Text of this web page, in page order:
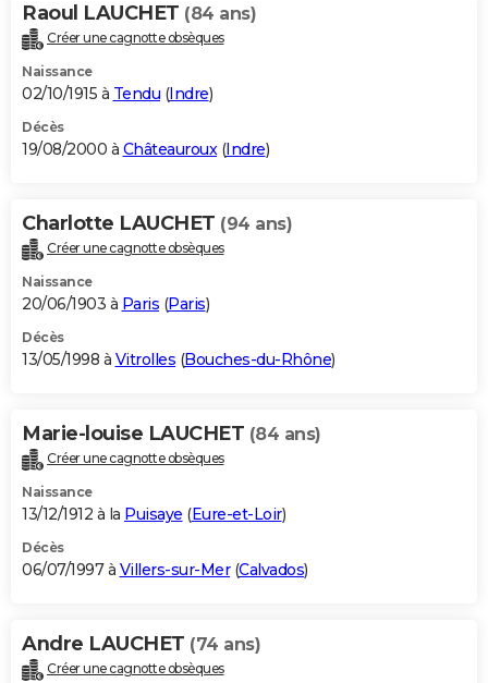
Raoul LAUCHET (84 ans)
Créer une cagnotte obsèques
Naissance
02/10/1915 à Tendu (Indre)
Décès
19/08/2000 à Châteauroux(Indre)
Charlotte LAUCHET (94 ans)
Créer une cagnotte obsèques
Naissance
20/06/1903 à Paris (Paris)
Décès
13/05/1998 à Vitrolles (Bouches-du-Rhône)
Marie-louise LAUCHET (84 ans)
Créer une cagnotte obsèques
Naissance
13/12/1912 à la Puisaye (Eure-et-Loir)
Décès
06/07/1997 à Villers-sur-Mer(Calvados)
Andre LAUCHET (74 ans)
Créer une cagnotte obsèques